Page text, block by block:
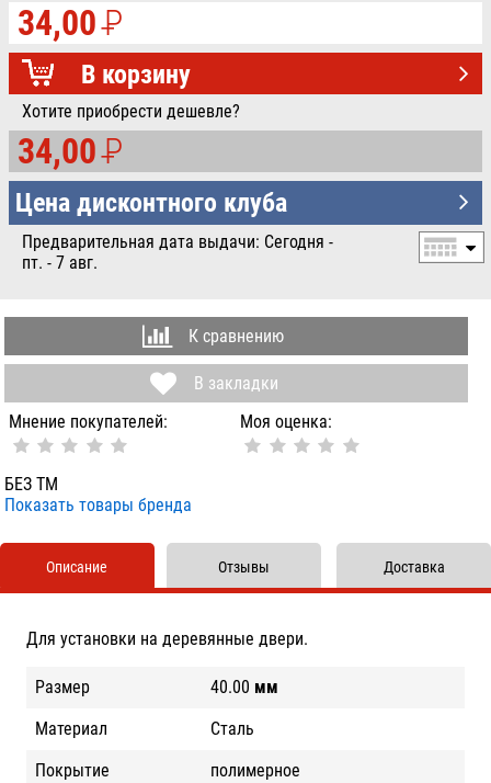
34,00P
УБ.
В корзину
Хотите приобрести дешевле?
34,00P
УБ.
Цена дисконтного клуба
Предварительная дата выдачи: Сегодня -
пт. - 7 авг.
К сравнению
В закладки
Мнение покупателей:
Моя оценка:
БЕЗ ТМ
Показать товары бренда
Описание
Для установки на деревянные двери.
Размер 40.00 мм
Материал
Сталь
Покрытие
полимерное
Отзывы Доставка